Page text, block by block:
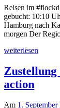
Reisen im
gebucht: 10:10
Hamburg nach
morgen Der
weiterlesen
Zustellung
action
Am 1. September